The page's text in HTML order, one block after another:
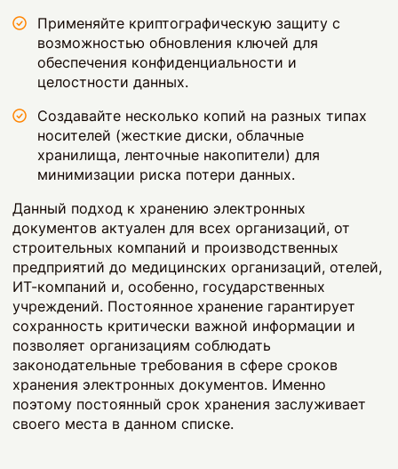
Применяйте криптографическую защиту с
возможностью обновления ключей для
обеспечения конфиденциальности и
целостности данных.
Создавайте несколько копий на разных типах
носителей (жесткие диски, облачные
хранилища, ленточные накопители) для
минимизации риска потери данных.
Данный подход к хранению электронных
документов актуален для всех организаций, от
строительных компаний и производственных
предприятий до медицинских организаций, отелей,
ИТ-компаний и, особенно, государственных
учреждений. Постоянное хранение гарантирует
сохранность критически важной информации и
позволяет организациям соблюдать
законодательные требования в сфере сроков
хранения электронных документов. Именно
поэтому постоянный срок хранения заслуживает
своего места в данном списке.